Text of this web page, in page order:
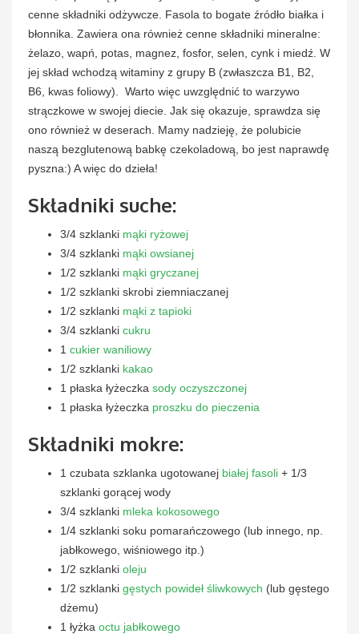
cenne składniki odżywcze. Fasola to bogate źródło białka i
błonnika. Zawiera ona również cenne składniki mineralne:
żelazo, wapń, potas, magnez, fosfor, selen, cynk i miedź. W
jej skład wchodzą witaminy z grupy B (zwłaszcza B1, B2,
B6, kwas foliowy). Warto więc uwzględnić to warzywo
strączkowe w swojej diecie. Jak się okazuje, sprawdza się
ono również w deserach. Mamy nadzieję, że polubicie
naszą bezglutenową babkę czekoladową, bo jest naprawdę
pyszna:) A więc do dzieła!
Składniki suche:
3/4 szklanki mąki ryżowej
3/4 szklanki mąki owsianej
1/2 szklanki mąki gryczanej
1/2 szklanki skrobi ziemniaczanej
1/2 szklanki mąki z tapioki
3/4 szklanki cukru
1 cukier waniliowy
1/2 szklanki kakao
1 płaska łyżeczka sody oczyszczonej
1 płaska łyżeczka proszku do pieczenia
Składniki mokre:
1 czubata szklanka ugotowanej białej fasoli + 1/3
szklanki gorącej wody
3/4 szklanki mleka kokosowego
1/4 szklanki soku pomarańczowego (lub innego, np.
jabłkowego, wiśniowego itp.)
1/2 szklanki oleju
1/2 szklanki gęstych powideł śliwkowych (lub gęstego
dżemu)
1 łyżka octu jabłkowego